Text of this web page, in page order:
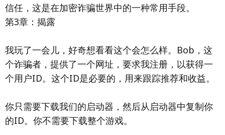
信任，这是在加密诈骗世界中的一种常用手段。
第3章：揭露
我玩了一会儿，好奇想看看这个会怎么样。Bob，这
个诈骗者，提供了一个网址，要求我注册，以获得一
个用户ID。这个ID是必要的，用来跟踪推荐和收益。
你只需要下载我们的启动器，然后从启动器中复制你
的ID。你不需要下载整个游戏。